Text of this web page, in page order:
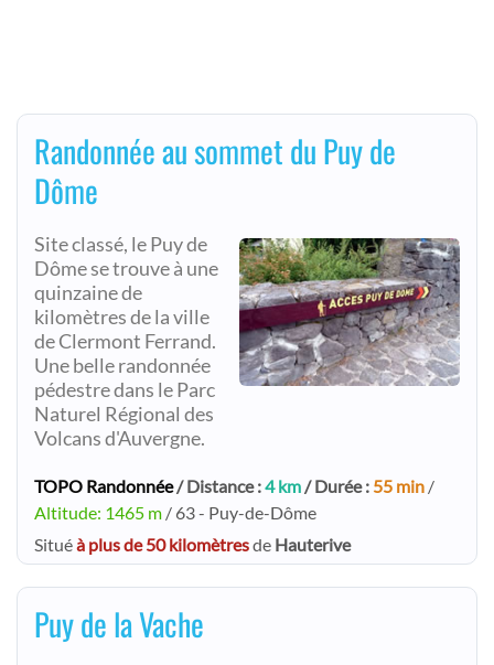
Randonnée au sommet du Puy de
Dôme
Site classé, le Puy de
Dôme se trouve à une
quinzaine de
kilomètres de la ville
de Clermont Ferrand.
Une belle randonnée
pédestre dans le Parc
Naturel Régional des
Volcans d'Auvergne.
TOPO Randonnée/ Distance :4 km/ Durée : 55 min /
Altitude: 1465 m / 63 - Puy-de-Dôme
Situéà plus de 50 kilomètresde Hauterive
Puy de la Vache